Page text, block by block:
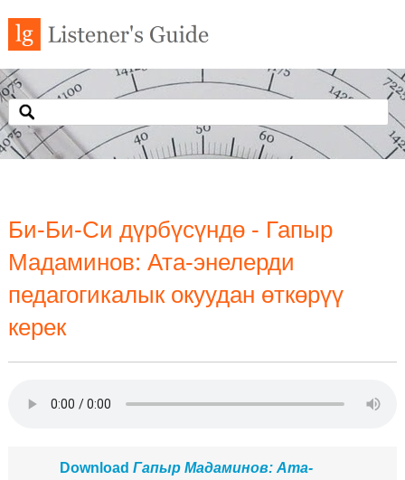
Би-Би-Си дүрбүсүндө - Гапыр
Мадаминов: Ата-энелерди
педагогикалык окуудан өткөрүү
керек
Download Гапыр Мадаминов: Ата-